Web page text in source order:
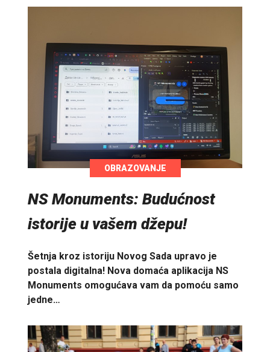
OBRAZOVANJE
NS Monuments: Budućnost
istorije u vašem džepu!
Šetnja kroz istoriju Novog Sada upravo je
postala digitalna! Nova domaća aplikacija NS
Monuments omogućava vam da pomoću samo
jedne…